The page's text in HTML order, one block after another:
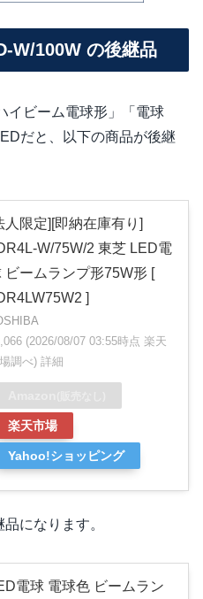
W/100W の後継品
イビーム電球形」「電球
だと、以下の商品が後継
人限定][即納在庫有り]
W/75W/2 東芝 LED電
ビームランプ形75W形 [
]
(2026/08/07 03:55時点 楽天
調べ) 詳細
楽天市場
Yahoo!ショッピング
になります。
電球 電球色 ビームラン